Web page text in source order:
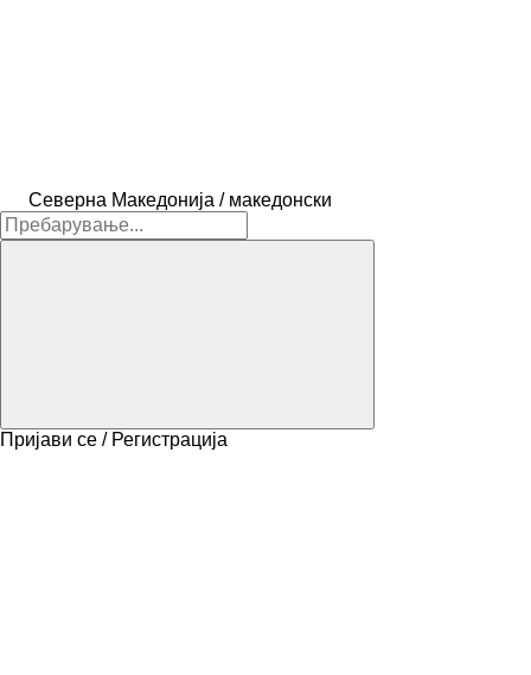
Северна Македонија / македонски
Пријави се / Регистрација